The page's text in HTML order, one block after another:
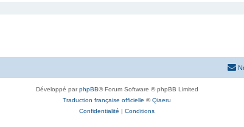
Développé parphpBB® Forum Software © phpBB Limited
Traduction française officielle ©Qiaeru
Confidentialité | Conditions